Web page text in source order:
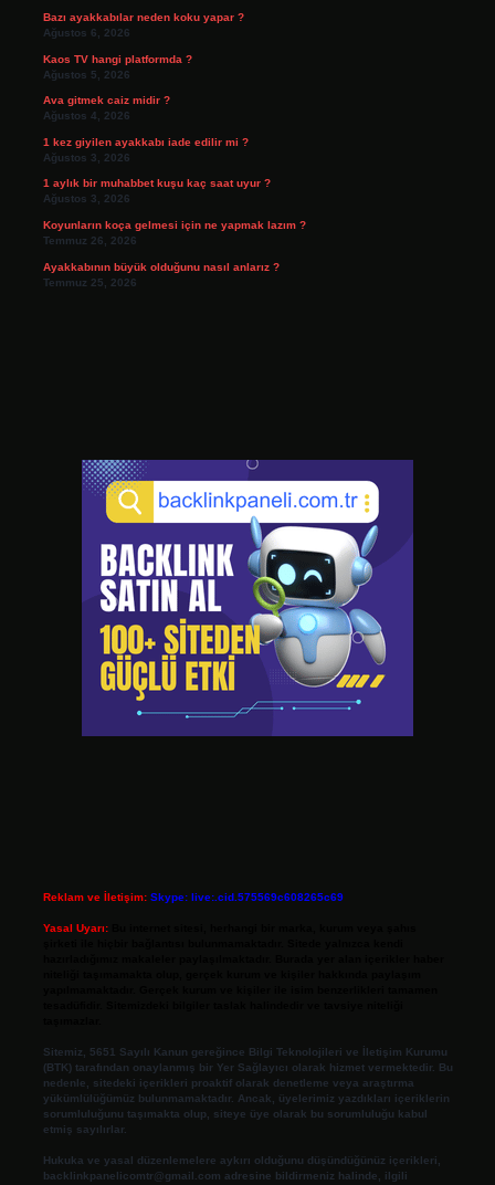
Bazı ayakkabılar neden koku yapar ?
Ağustos 6, 2026
Kaos TV hangi platformda ?
Ağustos 5, 2026
Ava gitmek caiz midir ?
Ağustos 4, 2026
1 kez giyilen ayakkabı iade edilir mi ?
Ağustos 3, 2026
1 aylık bir muhabbet kuşu kaç saat uyur ?
Ağustos 3, 2026
Koyunların koça gelmesi için ne yapmak lazım ?
Temmuz 26, 2026
Ayakkabının büyük olduğunu nasıl anlarız ?
Temmuz 25, 2026
Reklam ve İletişim: Skype: live:.cid.575569c608265c69
Yasal Uyarı:
Sitemiz, 5651 Sayılı Kanun gereğince Bilgi Teknolojileri ve İletişim Kurumu
(BTK) tarafından onaylanmış bir Yer Sağlayıcı olarak hizmet vermektedir. Bu
nedenle, sitedeki içerikleri proaktif olarak denetleme veya araştırma
yükümlülüğümüz bulunmamaktadır. Ancak, üyelerimiz yazdıkları içeriklerin
sorumluluğunu taşımakta olup, siteye üye olarak bu sorumluluğu kabul
etmiş sayılırlar.
Hukuka ve yasal düzenlemelere aykırı olduğunu düşündüğünüz içerikleri,
backlinkpanelicomtr@gmail.com adresine bildirmeniz halinde, ilgili